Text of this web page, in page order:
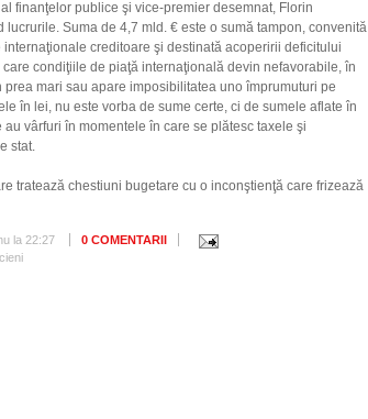
finanţelor publice şi vice-premier desemnat, Florin
lucrurile. Suma de 4,7 mld. € este o sumă tampon, convenită
creditoare şi destinată acoperirii deficitului
condiţiile de piaţă internaţională devin nefavorabile, în
mari sau apare imposibilitatea uno împrumuturi pe
în lei, nu este vorba de sume certe, ci de sumele aflate în
vârfuri în momentele în care se plătesc taxele şi
stat.
tratează chestiuni bugetare cu o inconştienţă care frizează
la 22:27
0 COMENTARII